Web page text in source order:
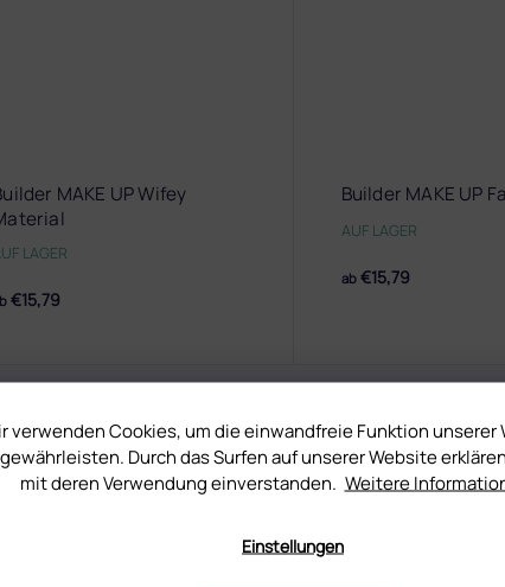
verwenden Cookies, um die einwandfreie Funktion unserer
Durch das Surfen auf unserer Website
mit deren Verwendung einverstanden. Weitere
Einstellungen
MAKE UP Wifey
LAGER
€15,79
Builder MAKE UP
AUF LAGER
ab€15,79
DISKUSSION